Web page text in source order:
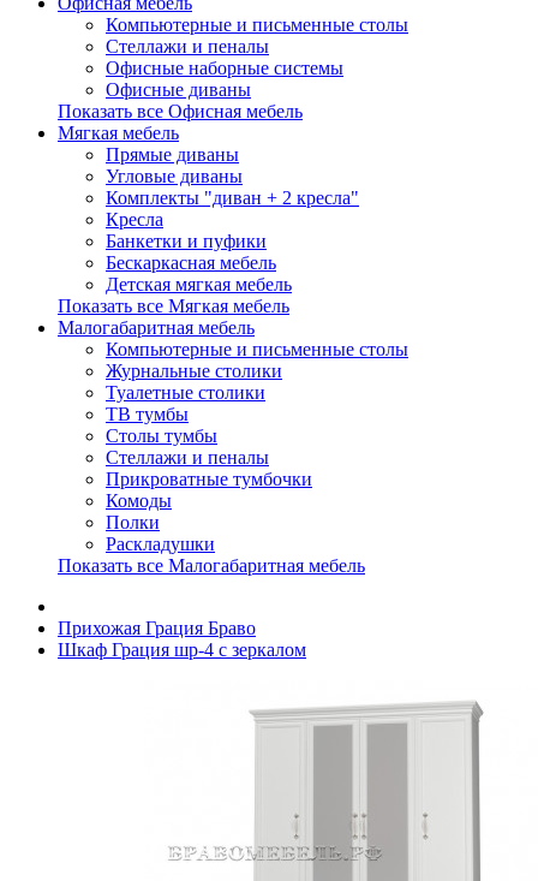
Компьютерные и письменные столы
Стеллажи и пеналы
Офисные наборные системы
Офисные диваны
Показать все Офисная мебель
Мягкая мебель
Прямые диваны
Угловые диваны
Комплекты "диван + 2 кресла"
Кресла
Банкетки и пуфики
Бескаркасная мебель
Детская мягкая мебель
Показать все Мягкая мебель
Малогабаритная мебель
Компьютерные и письменные столы
Журнальные столики
Туалетные столики
ТВ тумбы
Столы тумбы
Стеллажи и пеналы
Прикроватные тумбочки
Комоды
Полки
Раскладушки
Показать все Малогабаритная мебель
Прихожая Грация Браво
Шкаф Грация шр-4 с зеркалом